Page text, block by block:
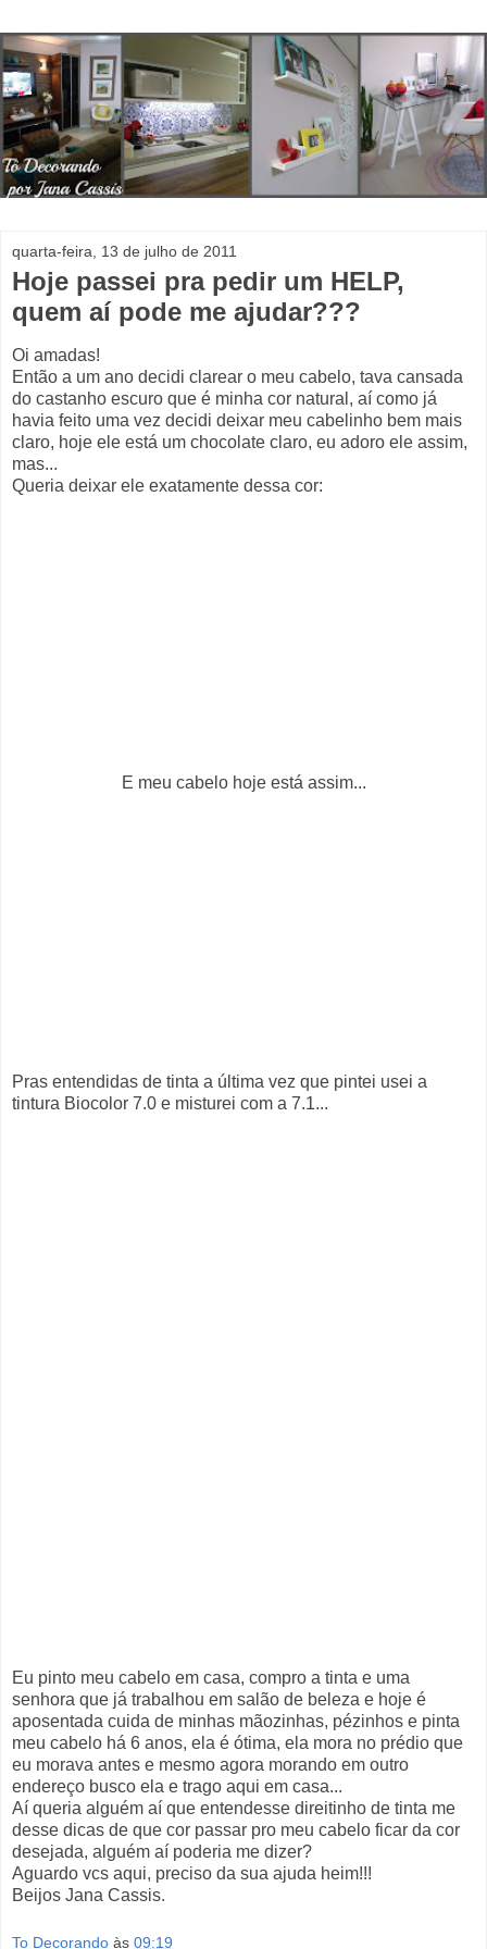
quarta-feira, 13 de julho de 2011
Hoje passei pra pedir um HELP,
quem aí pode me ajudar???
Oi amadas!
Então a um ano decidi clarear o meu cabelo, tava cansada
do castanho escuro que é minha cor natural, aí como já
havia feito uma vez decidi deixar meu cabelinho bem mais
claro, hoje ele está um chocolate claro, eu adoro ele assim,
mas...
Queria deixar ele exatamente dessa cor:
E meu cabelo hoje está assim...
Pras entendidas de tinta a última vez que pintei usei a
tintura Biocolor 7.0 e misturei com a 7.1...
Eu pinto meu cabelo em casa, compro a tinta e uma
senhora que já trabalhou em salão de beleza e hoje é
aposentada cuida de minhas mãozinhas, pézinhos e pinta
meu cabelo há 6 anos, ela é ótima, ela mora no prédio que
eu morava antes e mesmo agora morando em outro
endereço busco ela e trago aqui em casa...
Aí queria alguém aí que entendesse direitinho de tinta me
desse dicas de que cor passar pro meu cabelo ficar da cor
desejada, alguém aí poderia me dizer?
Aguardo vcs aqui, preciso da sua ajuda heim!!!
Beijos Jana Cassis.
To Decorando às 09:19